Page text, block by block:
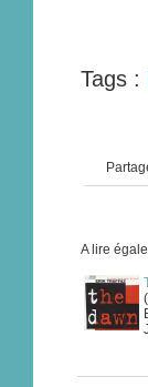
Tags :
A lire